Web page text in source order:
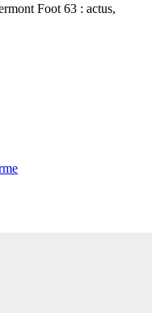
Foot 63 : actus,